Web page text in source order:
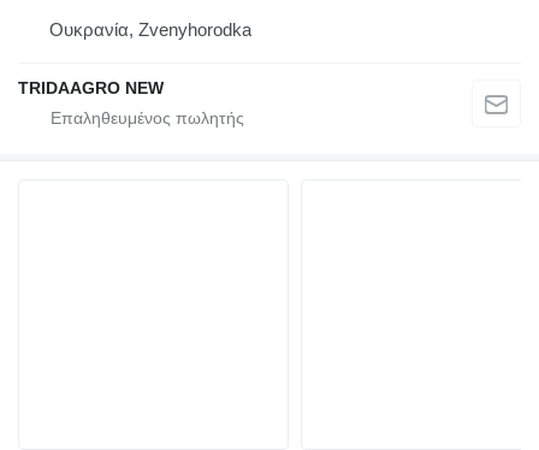
Ουκρανία, Zvenyhorodka
TRIDAAGRO NEW